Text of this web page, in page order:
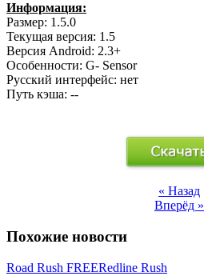
Информация:
Размер: 1.5.0
Текущая версия: 1.5
Версия Android: 2.3+
Особенности: G- Sensor
Русский интерфейс: нет
Путь кэша: --
« Назад
Вперёд »
Похожие новости
Road Rush FREERedline Rush